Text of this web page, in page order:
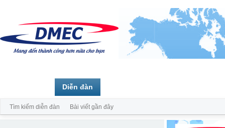
Diễn đàn
Tìm kiếm diễn đàn Bài viết gần đây